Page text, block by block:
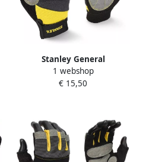
Stanley General
Performance Veiligheids
Handschoen | SY660L EU
1 webshop
€ 15,50